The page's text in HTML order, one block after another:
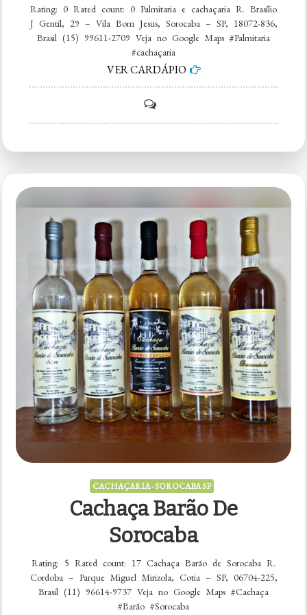
Rating: 0 Rated count: 0 Palmitaria e cachaçaria R. Brasílio
J Gentil, 29 – Vila Bom Jesus, Sorocaba – SP, 18072-836,
Brasil (15) 99611-2709 Veja no Google Maps #Palmitaria
#cachaçaria
VER CARDÁPIO
Palmitaria
CACHAÇARIA - SOROCABA SP
Cachaça Barão De
Sorocaba
Rating: 5 Rated count: 17 Cachaça Barão de Sorocaba R.
Cordoba – Parque Miguel Mirizola, Cotia – SP, 06704-225,
Brasil (11) 96614-9737 Veja no Google Maps #Cachaça
#Barão #Sorocaba